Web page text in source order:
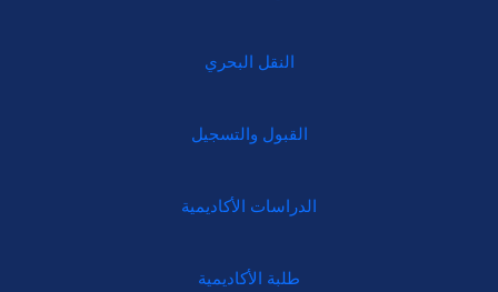
النقل البحري
القبول والتسجيل
الدراسات الأكاديمية
طلبة الأكاديمية